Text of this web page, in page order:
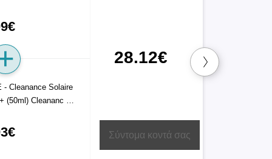
- Cleanance Solaire
(50ml) Cleananc …
28.12€
Σύντομα κοντά σας